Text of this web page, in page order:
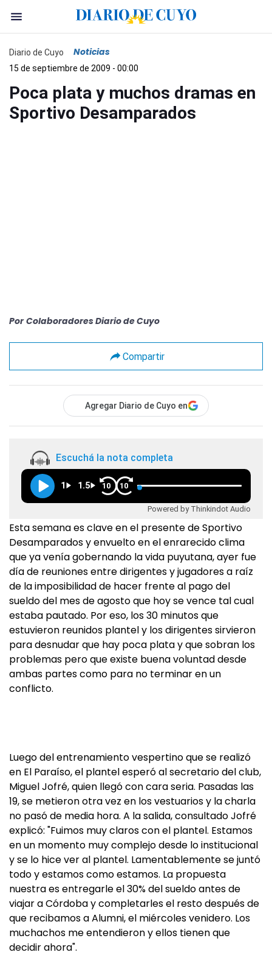
Diario de Cuyo Noticias
15 de septiembre de 2009 - 00:00
Poca plata y muchos dramas en
Sportivo Desamparados
Por Colaboradores Diario de Cuyo
Compartir
Agregar Diario de Cuyo en
Escuchá la nota completa
1 1.5 10 10
Powered by Thinkindot Audio
Esta semana es clave en el presente de Sportivo
Desamparados y envuelto en el enrarecido clima
que ya venía gobernando la vida puyutana, ayer fue
día de reuniones entre dirigentes y jugadores a raíz
de la imposibilidad de hacer frente al pago del
sueldo del mes de agosto que hoy se vence tal cual
estaba pautado. Por eso, los 30 minutos que
estuvieron reunidos plantel y los dirigentes sirvieron
para desnudar que hay poca plata y que sobran los
problemas pero que existe buena voluntad desde
ambas partes como para no terminar en un
conflicto.
Luego del entrenamiento vespertino que se realizó
en El Paraíso, el plantel esperó al secretario del club,
Miguel Jofré, quien llegó con cara seria. Pasadas las
19, se metieron otra vez en los vestuarios y la charla
no pasó de media hora. A la salida, consultado Jofré
explicó: "Fuimos muy claros con el plantel. Estamos
en un momento muy complejo desde lo institucional
y se lo hice ver al plantel. Lamentablemente se juntó
todo y estamos como estamos. La propuesta
nuestra es entregarle el 30% del sueldo antes de
viajar a Córdoba y completarles el resto después de
que recibamos a Alumni, el miércoles venidero. Los
muchachos me entendieron y ellos tienen que
decidir ahora".